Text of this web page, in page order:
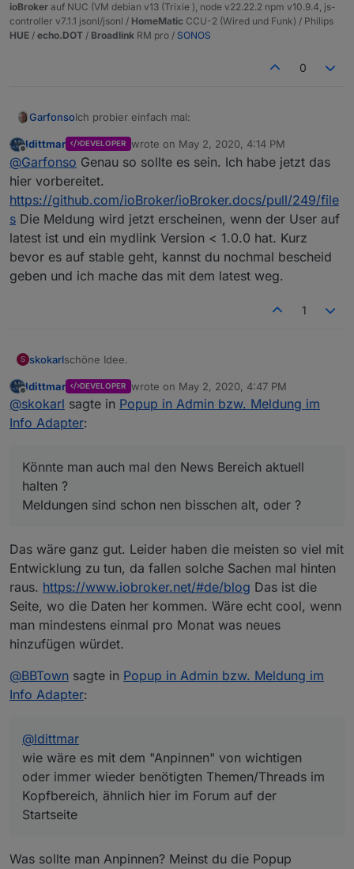
ioBroker auf NUC (VM debian v13 (Trixie ), node v22.22.2 npm v10.9.4, js-
controller v7.1.1 jsonl/jsonl / HomeMatic CCU-2 (Wired und Funk) / Philips
HUE / echo.DOT / Broadlink RM pro / SONOS
0
GarfonsoIch probier einfach mal:
Adaptername: mydlink Version <1.0.0 bzw. nach/bei
Update auf 1.x (geht das?)
Titel: "mydlink: Object IDs will change
ids will change from 'Name' to 'MAC'. That means
'mydlink..Name.state' will be reachable at
'mydlink..MAC.state' after the update. The transition
shouldbe automatic. If not, please have a look in
instance configuration (the new auto detect
functionality should make configuration much
static and unique, two requirements the name does
Die Änderung ist von Version 0.0.X auf 1.0.X, wobei
1.0.x seit letzter Nacht im latest ist. Im stable ist der
Adapter noch gar nicht. Sinn macht vermutlich die
Einschränkung auf aktive Instanzen usw. ;-)
Bin gespannt.
Offline
ldittmar DEVELOPER wrote on May 2, 2020, 4:14 PM
last edited by
@Garfonso Genau so sollte es sein. Ich habe jetzt das
hier vorbereitet.
https://github.com/ioBroker/ioBroker.docs/pull/249/file
s Die Meldung wird jetzt erscheinen, wenn der User auf
latest ist und ein mydlink Version < 1.0.0 hat. Kurz
bevor es auf stable geht, kannst du nochmal bescheid
geben und ich mache das mit dem latest weg.
1
S skokarlschöne Idee.
Könnte man auch mal den News Bereich aktuell halten
Meldungen sind schon nen bisschen alt, oder ?
Offline
ldittmar DEVELOPER wrote on May 2, 2020, 4:47 PM
last edited by
@skokarl sagte in Popup in Admin bzw. Meldung im
Info Adapter:
Könnte man auch mal den News Bereich aktuell
halten ?
Meldungen sind schon nen bisschen alt, oder ?
Das wäre ganz gut. Leider haben die meisten so viel mit
Entwicklung zu tun, da fallen solche Sachen mal hinten
raus. https://www.iobroker.net/#de/blog Das ist die
Seite, wo die Daten her kommen. Wäre echt cool, wenn
man mindestens einmal pro Monat was neues
hinzufügen würdet.
@BBTown sagte in Popup in Admin bzw. Meldung im
Info Adapter:
@ldittmar
wie wäre es mit dem "Anpinnen" von wichtigen
oder immer wieder benötigten Themen/Threads im
Kopfbereich, ähnlich hier im Forum auf der
Startseite
Was sollte man Anpinnen? Meinst du die Popup